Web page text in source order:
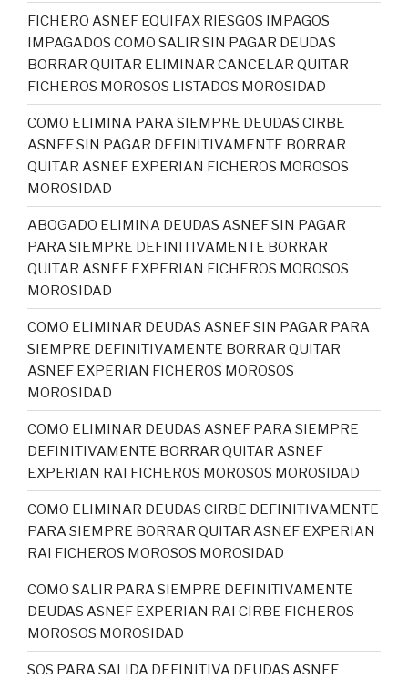
FICHERO ASNEF EQUIFAX RIESGOS IMPAGOS
IMPAGADOS COMO SALIR SIN PAGAR DEUDAS
BORRAR QUITAR ELIMINAR CANCELAR QUITAR
FICHEROS MOROSOS LISTADOS MOROSIDAD
COMO ELIMINA PARA SIEMPRE DEUDAS CIRBE
ASNEF SIN PAGAR DEFINITIVAMENTE BORRAR
QUITAR ASNEF EXPERIAN FICHEROS MOROSOS
MOROSIDAD
ABOGADO ELIMINA DEUDAS ASNEF SIN PAGAR
PARA SIEMPRE DEFINITIVAMENTE BORRAR
QUITAR ASNEF EXPERIAN FICHEROS MOROSOS
MOROSIDAD
COMO ELIMINAR DEUDAS ASNEF SIN PAGAR PARA
SIEMPRE DEFINITIVAMENTE BORRAR QUITAR
ASNEF EXPERIAN FICHEROS MOROSOS
MOROSIDAD
COMO ELIMINAR DEUDAS ASNEF PARA SIEMPRE
DEFINITIVAMENTE BORRAR QUITAR ASNEF
EXPERIAN RAI FICHEROS MOROSOS MOROSIDAD
COMO ELIMINAR DEUDAS CIRBE DEFINITIVAMENTE
PARA SIEMPRE BORRAR QUITAR ASNEF EXPERIAN
RAI FICHEROS MOROSOS MOROSIDAD
COMO SALIR PARA SIEMPRE DEFINITIVAMENTE
DEUDAS ASNEF EXPERIAN RAI CIRBE FICHEROS
MOROSOS MOROSIDAD
SOS PARA SALIDA DEFINITIVA DEUDAS ASNEF